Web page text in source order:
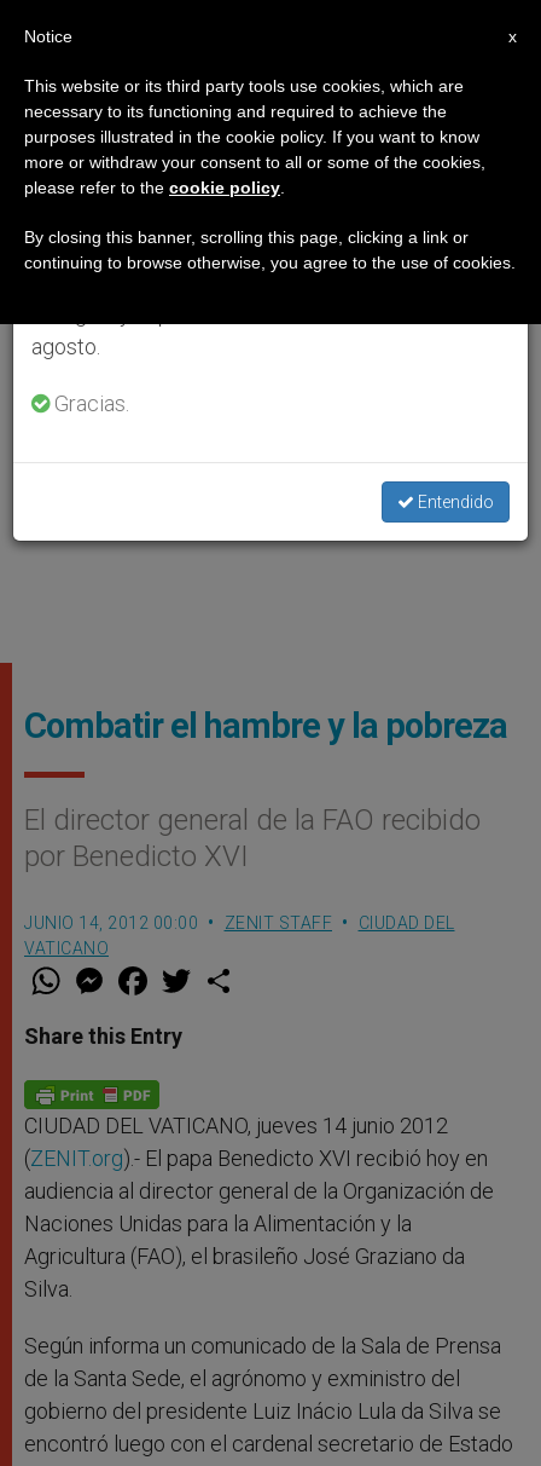
Combatir el hambre y la pobreza
El director general de la FAO recibido
por Benedicto XVI
JUNIO 14, 2012 00:00 ZENIT STAFF
CIUDAD DEL
VATICANO
W
t
s
p
p
M
e
s
e
g
e
r
F
a
e
b
o
k
w
Share this Entry
CIUDAD DEL VATICANO, jueves 14 junio 2012
(ZENIT.org).- El papa Benedicto XVI recibió hoy en
audiencia al director general de la Organización de
Naciones Unidas para la Alimentación y la
Agricultura (FAO), el brasileño José Graziano da
Silva.
Según informa un comunicado de la Sala de Prensa
de la Santa Sede, el agrónomo y exministro del
gobierno del presidente Luiz Inácio Lula da Silva se
encontró luego con el cardenal secretario de Estado
×
Aviso importante
Del 27 de julio al 7 de agosto haremos la pausa
anual, aprovechando que en el periodo de verano
se generan menos informaciones y también el
agosto.
Gracias.
Entendido
x
Notice
This website or its third party tools use cookies, which are
necessary to its functioning and required to achieve the
purposes illustrated in the cookie policy. If you want to know
more or withdraw your consent to all or some of the cookies,
please refer to the cookie policy
By closing this banner, scrolling this page, clicking a link or
continuing to browse otherwise, you agree to the use of cookies.